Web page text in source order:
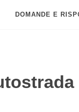
DOMANDE E